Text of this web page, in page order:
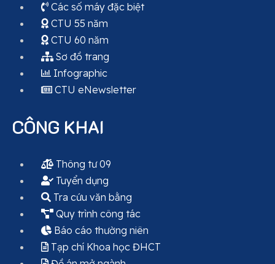
Các số máy đặc biệt
CTU 55 năm
CTU 60 năm
Sơ đồ trang
Infographic
CTU eNewsletter
CÔNG KHAI
Thông tư 09
Tuyển dụng
Tra cứu văn bằng
Quy trình công tác
Báo cáo thường niên
Tạp chí Khoa học ĐHCT